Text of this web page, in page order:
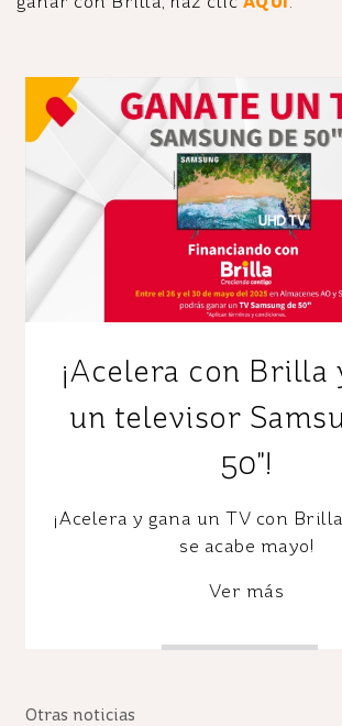
¡Acelera con Brilla
un televisor
50"!
¡Acelera y gana un TV con
se acabe mayo!
Ver más
Otras noticias